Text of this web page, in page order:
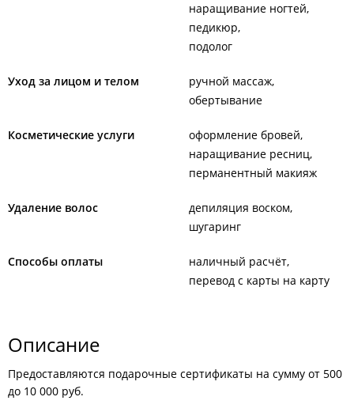
наращивание ногтей
педикюр
подолог
Уход за лицом и телом
ручной массаж
обертывание
Косметические услуги
оформление бровей
наращивание ресниц
перманентный макияж
Удаление волос
депиляция воском
шугаринг
Способы оплаты
наличный расчёт
перевод с карты на карту
Описание
Предоставляются подарочные сертификаты на сумму от 500
до 10 000 руб.